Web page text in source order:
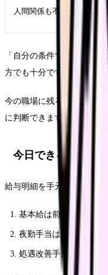
人間関係も不安
「自分の条件で、今より
方でも十分です。
今の職場に残る可能性が
に判断できます。
今日できる3分チェ
給与明細を手元に置いて、
基本給は前月または前
夜勤手当は何回分で、1
処遇改善手当やベース